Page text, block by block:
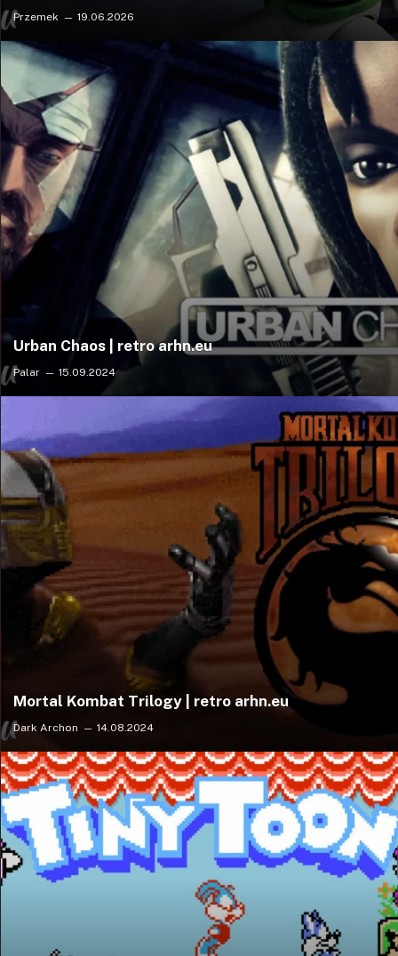
Przemek 19.06.2026
Urban Chaos | retro arhn.eu
Palar 15.09.2024
Mortal Kombat Trilogy | retro arhn.eu
Dark Archon 14.08.2024